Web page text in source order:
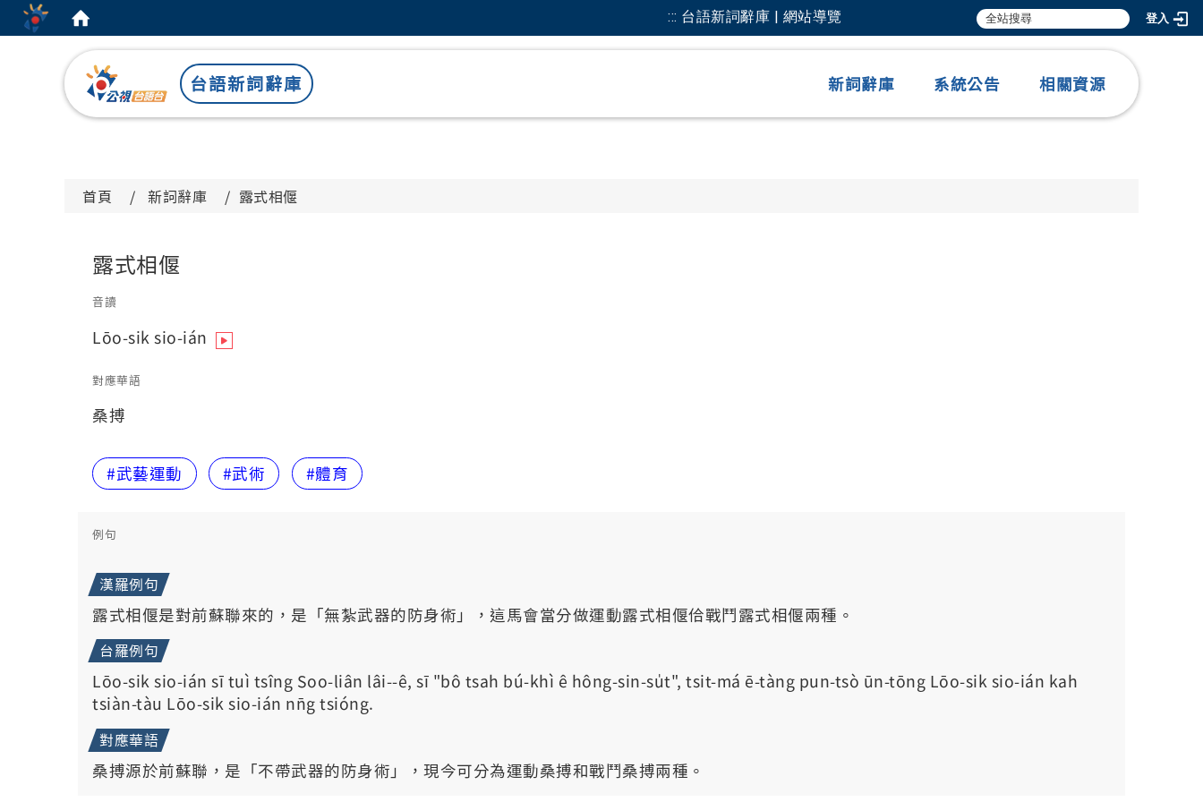
::: 台語新詞辭庫 | 網站導覽 登入
台語新詞辭庫
:::
新詞辭庫 系統公告 相關資源
首頁 新詞辭庫 露式相偃
露式相偃
音讀
Lōo-sik sio-ián
對應華語
桑搏
#武藝運動 #武術 #體育
例句
漢羅例句
露式相偃是對前蘇聯來的，是「無紮武器的防身術」，這馬會當分做運動露式相偃佮戰鬥露式相偃兩種。
台羅例句
Lōo-sik sio-ián sī tuì tsîng Soo-liân lâi--ê, sī "bô tsah bú-khì ê hông-sin-su̍t", tsit-má ē-tàng pun-tsò ūn-tōng Lōo-sik sio-ián kah
tsiàn-tàu Lōo-sik sio-ián nn̄g tsióng.
對應華語
桑搏源於前蘇聯，是「不帶武器的防身術」，現今可分為運動桑搏和戰鬥桑搏兩種。